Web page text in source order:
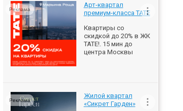
Арт-квартал
премиум-класса ТАТЕ
Квартиры со
скидкой до 20% в ЖК
ТАТЕ!. 15 мин до
центра Москвы
Реклама
Жилой квартал
«Сикрет Гарден»
Реклама